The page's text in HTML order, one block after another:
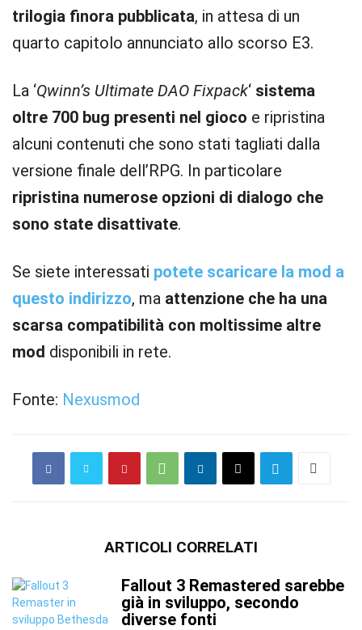
trilogia finora pubblicata, in attesa di un
quarto capitolo annunciato allo scorso E3.
La ‘Qwinn’s Ultimate DAO Fixpack‘ sistema
oltre 700 bug presenti nel gioco e ripristina
alcuni contenuti che sono stati tagliati dalla
versione finale dell’RPG. In particolare
ripristina numerose opzioni di dialogo che
sono state disattivate.
Se siete interessati potete scaricare la mod a
questo indirizzo, ma attenzione che ha una
scarsa compatibilità con moltissime altre
mod disponibili in rete.
Fonte: Nexusmod
ARTICOLI CORRELATI
Fallout 3 Remastered sarebbe
già in sviluppo, secondo
diverse fonti